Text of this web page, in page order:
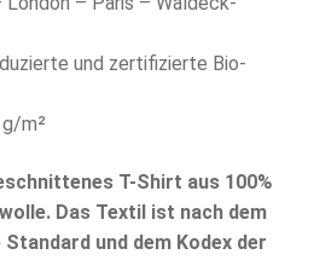
und zertifizierte Bio-
m²
T-Shirt aus 100%
Das Textil ist nach dem
und dem Kodex der